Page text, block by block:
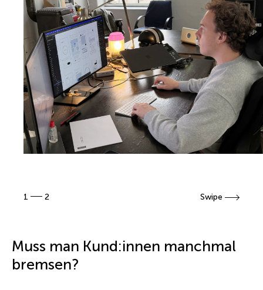
1 2 Swipe
Muss man Kund:innen manchmal
bremsen?